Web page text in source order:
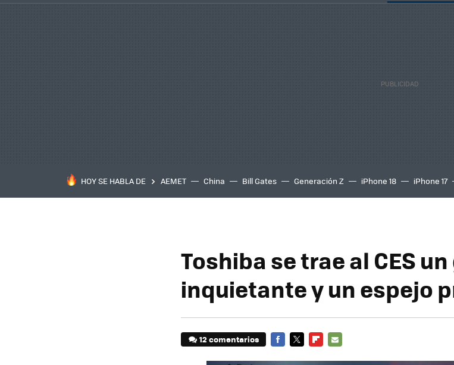
HOY SE HABLA DE AEMET China Bill Gates Generación Z iPhone 18 iPhone 17
Toshiba se trae al CES
inquietante y un espejo
12 comentarios